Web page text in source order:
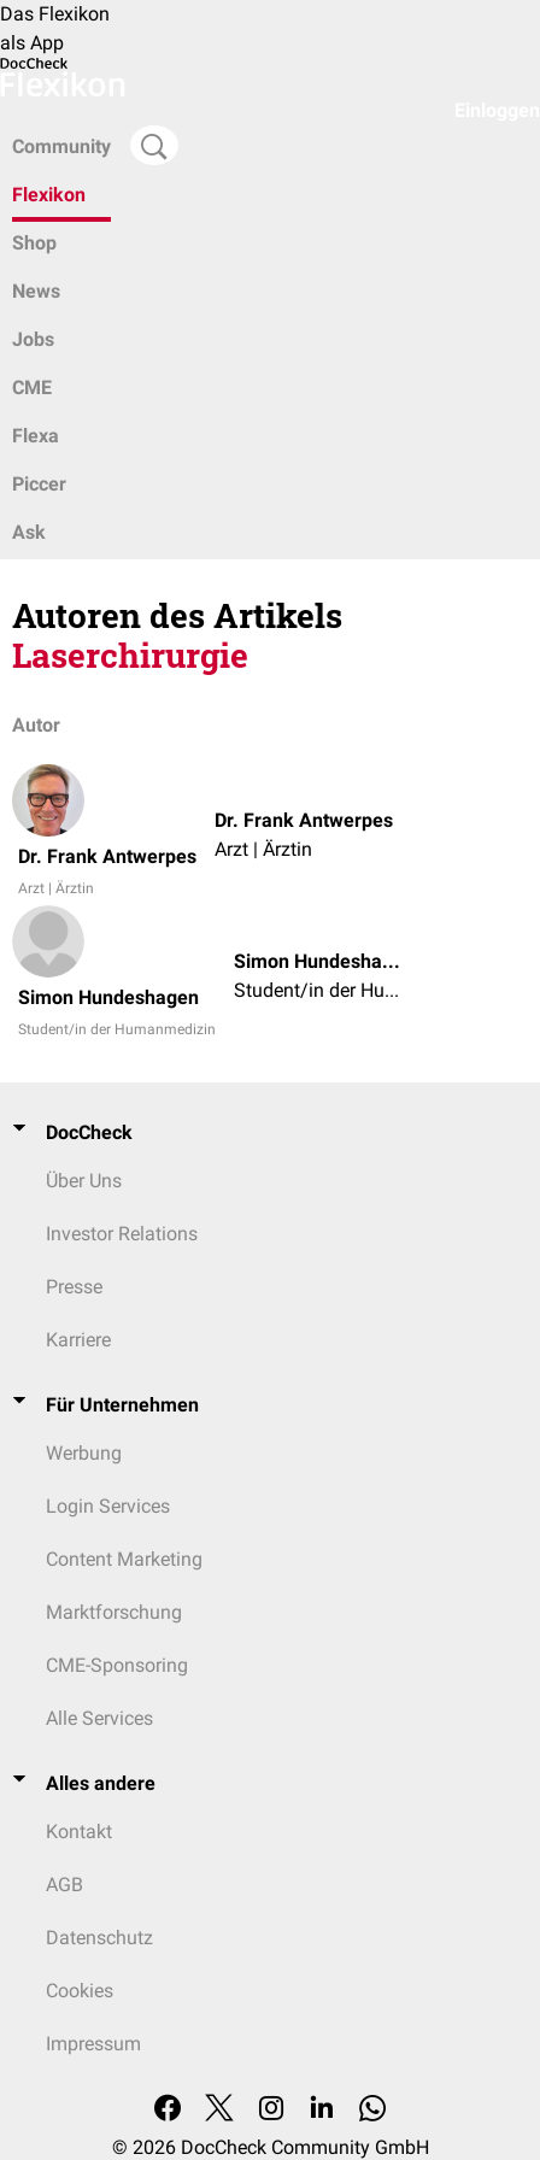
Das Flexikon
als App
Community
Flexikon
Shop
News
Jobs
CME
Flexa
Piccer
Ask
Autoren des Artikels
Laserchirurgie
Autor
Dr. Frank Antwerpes
Arzt | Ärztin
Dr. Frank Antwerpes
Arzt | Ärztin
Simon Hundeshagen
Student/in der Humanmedizin
Simon Hundeshagen
Student/in der Humanmedizin
DocCheck
Über Uns
Investor Relations
Presse
Karriere
Für Unternehmen
Werbung
Login Services
Content Marketing
Marktforschung
CME-Sponsoring
Alle Services
Alles andere
Kontakt
AGB
Datenschutz
Cookies
Impressum
© 2026 DocCheck Community GmbH